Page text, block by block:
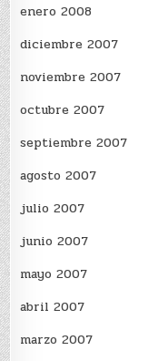
enero 2008
diciembre 2007
noviembre 2007
octubre 2007
septiembre 2007
agosto 2007
julio 2007
junio 2007
mayo 2007
abril 2007
marzo 2007